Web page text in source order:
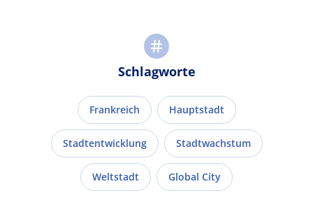
Schlagworte
Frankreich Hauptstadt
Stadtentwicklung Stadtwachstum
Weltstadt Global City